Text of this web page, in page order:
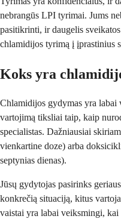
nebrangūs LPI tyrimai. Jums
pasitikrinti, ir daugelis
chlamidijos tyrimą į įprastinius
Koks yra
Chlamidijos gydymas yra
vartojimą tiksliai taip, kaip
specialistas. Dažniausiai
vienkartine doze) arba
septynias dienas).
Jūsų gydytojas pasirinks
konkrečią situaciją, kitus
vaistai yra labai veiksmingi,